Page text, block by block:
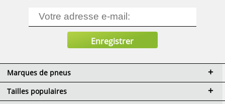
Marques de pneus
Tailles populaires